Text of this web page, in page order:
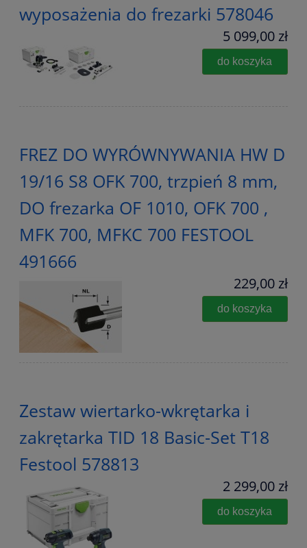
wyposażenia do frezarki 578046
5 099,00 zł
do koszyka
FREZ DO WYRÓWNYWANIA HW D
19/16 S8 OFK 700, trzpień 8 mm,
DO frezarka OF 1010, OFK 700 ,
MFK 700, MFKC 700 FESTOOL
491666
229,00 zł
do koszyka
Zestaw wiertarko-wkrętarka i
zakrętarka TID 18 Basic-Set T18
Festool 578813
2 299,00 zł
do koszyka